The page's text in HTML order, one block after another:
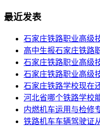
最近发表
石家庄铁路职业高级
高中生报石家庄铁路
石家庄铁路职业高级
石家庄铁路职业高级
石家庄铁路学校现在
河北省哪个铁路学校
内燃机车运用与检修
铁路机车车辆驾驶证